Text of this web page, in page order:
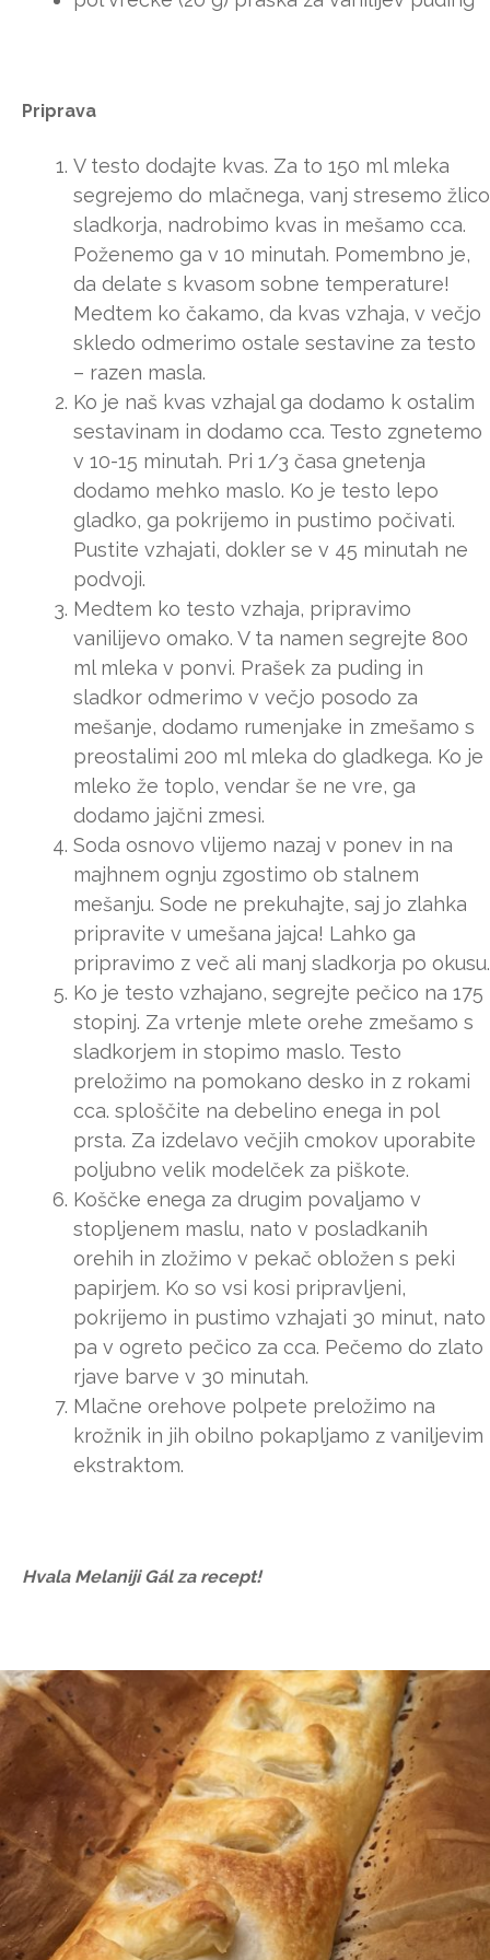
Priprava
V testo dodajte kvas. Za to 150 ml mleka
segrejemo do mlačnega, vanj stresemo žlico
sladkorja, nadrobimo kvas in mešamo cca.
Poženemo ga v 10 minutah. Pomembno je,
da delate s kvasom sobne temperature!
Medtem ko čakamo, da kvas vzhaja, v večjo
skledo odmerimo ostale sestavine za testo
– razen masla.
Ko je naš kvas vzhajal ga dodamo k ostalim
sestavinam in dodamo cca. Testo zgnetemo
v 10-15 minutah. Pri 1/3 časa gnetenja
dodamo mehko maslo. Ko je testo lepo
gladko, ga pokrijemo in pustimo počivati.
Pustite vzhajati, dokler se v 45 minutah ne
podvoji.
Medtem ko testo vzhaja, pripravimo
vanilijevo omako. V ta namen segrejte 800
ml mleka v ponvi. Prašek za puding in
sladkor odmerimo v večjo posodo za
mešanje, dodamo rumenjake in zmešamo s
preostalimi 200 ml mleka do gladkega. Ko je
mleko že toplo, vendar še ne vre, ga
dodamo jajčni zmesi.
Soda osnovo vlijemo nazaj v ponev in na
majhnem ognju zgostimo ob stalnem
mešanju. Sode ne prekuhajte, saj jo zlahka
pripravite v umešana jajca! Lahko ga
pripravimo z več ali manj sladkorja po okusu.
Ko je testo vzhajano, segrejte pečico na 175
stopinj. Za vrtenje mlete orehe zmešamo s
sladkorjem in stopimo maslo. Testo
preložimo na pomokano desko in z rokami
cca. sploščite na debelino enega in pol
prsta. Za izdelavo večjih cmokov uporabite
poljubno velik modelček za piškote.
Koščke enega za drugim povaljamo v
stopljenem maslu, nato v posladkanih
orehih in zložimo v pekač obložen s peki
papirjem. Ko so vsi kosi pripravljeni,
pokrijemo in pustimo vzhajati 30 minut, nato
pa v ogreto pečico za cca. Pečemo do zlato
rjave barve v 30 minutah.
Mlačne orehove polpete preložimo na
krožnik in jih obilno pokapljamo z vaniljevim
ekstraktom.
Hvala Melaniji Gál za recept!